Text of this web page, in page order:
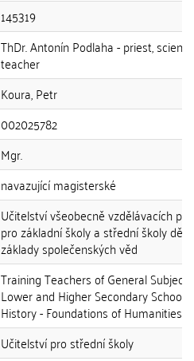
145319
ThDr. Antonín Podlaha - priest,
teacher
Koura, Petr
002025782
Mgr.
navazující magisterské
Učitelství všeobecně vzdělávacích
pro základní školy a střední školy
základy společenských věd
Training Teachers of General
Lower and Higher Secondary Schools
History - Foundations of Humanities
Učitelství pro střední školy